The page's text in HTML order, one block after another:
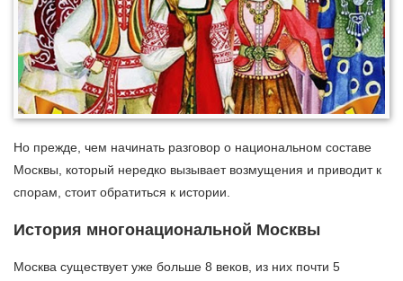
Но прежде, чем начинать разговор о национальном составе
Москвы, который нередко вызывает возмущения и приводит к
спорам, стоит обратиться к истории.
История многонациональной Москвы
Москва существует уже больше 8 веков, из них почти 5